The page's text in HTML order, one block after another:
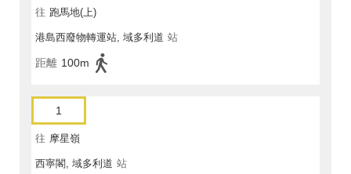
往 跑馬地(上)
港島西廢物轉運站, 域多利道 站
距離 100m
1
往 摩星嶺
西寧閣, 域多利道 站